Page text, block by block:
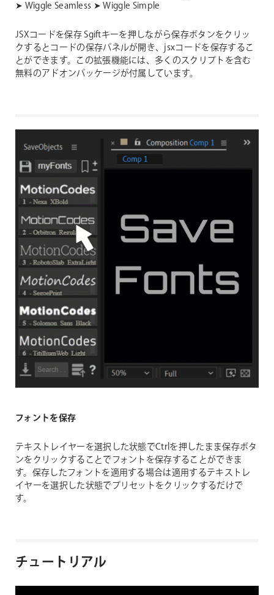
➤ Wiggle Seamless ➤ Wiggle Simple
JSXコードを保存Sgiftキーを押しながら保存ボタンをクリッ
クするとコードの保存パネルが開き、jsxコードを保存するこ
とができます。この拡張機能には、多くのスクリプトを含む
無料のアドオンパッケージが付属しています。
フォントを保存
テキストレイヤーを選択した状態でCtrlを押したまま保存ボタ
ンをクリックすることでフォントを保存することができま
す。保存したフォントを適用する場合は適用するテキストレ
イヤーを選択した状態でプリセットをクリックするだけで
す。
チュートリアル